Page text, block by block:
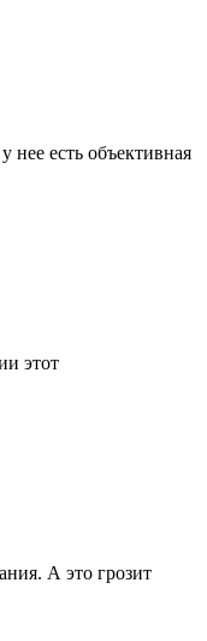
нее есть объективная
этот
А это грозит